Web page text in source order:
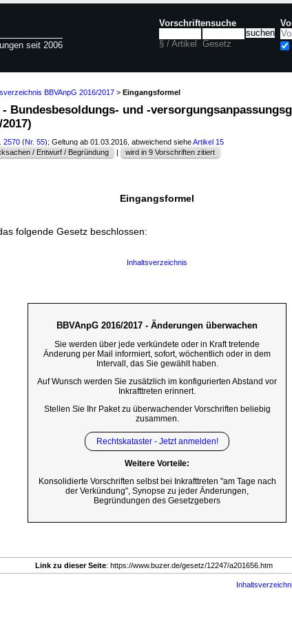
seit 2006
Vorschriftensuche
§ / Artikel Gesetz
BBVAnpG 2016/2017 > Eingangsformel
Bundesbesoldungs- und -
2570 (Nr. 55); Geltung ab 01.03.2016, abweichend sieheArtikel 15
/ Entwurf / Begründung | wird in 9 Vorschriften zitiert
Eingangsformel
folgende Gesetz beschlossen:
Inhaltsverzeichnis
BBVAnpG 2016/2017 - Änderungen überwachen
Sie werden über jede verkündete oder in Kraft tretende
Änderung per Mail informiert, sofort, wöchentlich oder in dem
Intervall, das Sie gewählt haben.
Auf Wunsch werden Sie zusätzlich im konfigurierten Abstand vor
Inkrafttreten erinnert.
Stellen Sie Ihr Paket zu überwachender Vorschriften beliebig
zusammen.
Rechtskataster - Jetzt anmelden!
Weitere Vorteile:
Konsolidierte Vorschriften selbst bei Inkrafttreten "am Tage nach
der Verkündung", Synopse zu jeder Änderungen,
Begründungen des Gesetzgebers
Link zu dieser Seite: https://www.buzer.de/gesetz/12247/a201656.htm